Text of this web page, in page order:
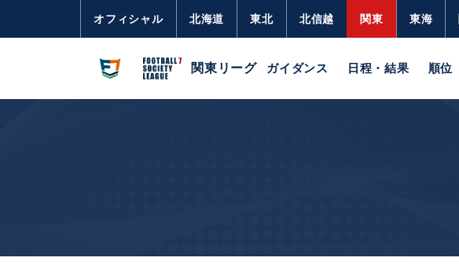
オフィシャル 北海道 東北 北信越 関東 東海
関東リーグ ガイダンス 日程・結果 順位